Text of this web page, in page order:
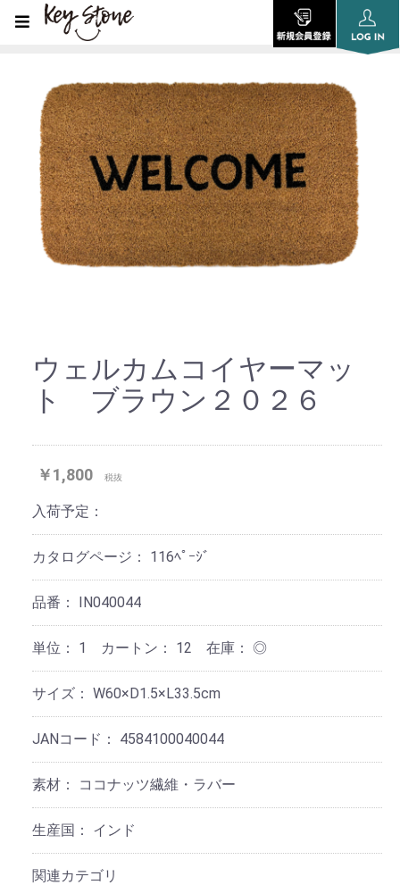
ウェルカムコイヤーマッ
ト ブラウン２０２６
￥1,800 税抜
入荷予定：
カタログページ： 116ﾍﾟｰｼﾞ
品番： IN040044
単位： 1 カートン： 12 在庫： ◎
サイズ： W60×D1.5×L33.5cm
JANコード： 4584100040044
素材： ココナッツ繊維・ラバー
生産国： インド
関連カテゴリ